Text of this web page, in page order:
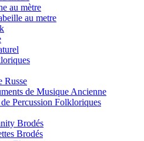
au mètre
au metre
Russe
de Musique Ancienne
Percussion Folkloriques
Brodés
Brodés